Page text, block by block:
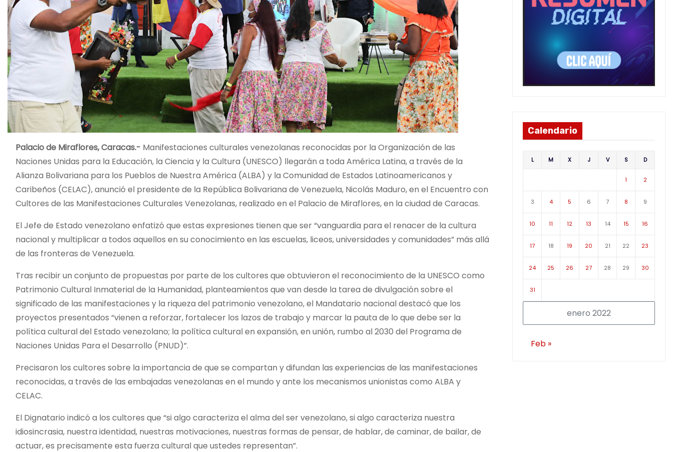
Palacio de Miraflores, Caracas.- Manifestaciones culturales venezolanas reconocidas por la Organización de las
Naciones Unidas para la Educación, la Ciencia y la Cultura (UNESCO) llegarán a toda América Latina, a través de la
Alianza Bolivariana para los Pueblos de Nuestra América (ALBA) y la Comunidad de Estados Latinoamericanos y
Caribeños (CELAC), anunció el presidente de la República Bolivariana de Venezuela, Nicolás Maduro, en el Encuentro con
Cultores de las Manifestaciones Culturales Venezolanas, realizado en el Palacio de Miraflores, en la ciudad de Caracas.
El Jefe de Estado venezolano enfatizó que estas expresiones tienen que ser “vanguardia para el renacer de la cultura
nacional y multiplicar a todos aquellos en su conocimiento en las escuelas, liceos, universidades y comunidades” más allá
de las fronteras de Venezuela.
Tras recibir un conjunto de propuestas por parte de los cultores que obtuvieron el reconocimiento de la UNESCO como
Patrimonio Cultural Inmaterial de la Humanidad, planteamientos que van desde la tarea de divulgación sobre el
significado de las manifestaciones y la riqueza del patrimonio venezolano, el Mandatario nacional destacó que los
proyectos presentados “vienen a reforzar, fortalecer los lazos de trabajo y marcar la pauta de lo que debe ser la
política cultural del Estado venezolano; la política cultural en expansión, en unión, rumbo al 2030 del Programa de
Naciones Unidas Para el Desarrollo (PNUD)”.
Precisaron los cultores sobre la importancia de que se compartan y difundan las experiencias de las manifestaciones
reconocidas, a través de las embajadas venezolanas en el mundo y ante los mecanismos unionistas como ALBA y
CELAC.
El Dignatario indicó a los cultores que “si algo caracteriza el alma del ser venezolano, si algo caracteriza nuestra
idiosincrasia, nuestra identidad, nuestras motivaciones, nuestras formas de pensar, de hablar, de caminar, de bailar, de
actuar, es precisamente esta fuerza cultural que ustedes representan”.
Calendario
enero 2022
L M X J V S D
1 2
3 4 5 6 7 8 9
10 11 12 13 14 15 16
17 18 19 20 21 22 23
24 25 26 27 28 29 30
31
Feb »